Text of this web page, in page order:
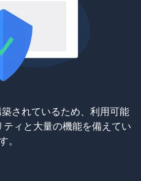
されているため、利用可能
ィと大量の機能を備えてい
。